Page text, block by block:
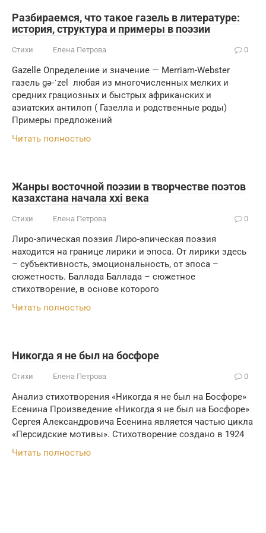
Разбираемся, что такое газель в литературе:
история, структура и примеры в поэзии
Стихи Елена Петрова 0
Gazelle Определение и значение — Merriam-Webster
газель gə-ˈzel любая из многочисленных мелких и
средних грациозных и быстрых африканских и
азиатских антилоп ( Газелла и родственные роды)
Примеры предложений
Читать полностью
Жанры восточной поэзии в творчестве поэтов
казахстана начала ххi века
Стихи Елена Петрова 0
Лиро-эпическая поэзия Лиро-эпическая поэзия
находится на границе лирики и эпоса. От лирики здесь
– субъективность, эмоциональность, от эпоса –
сюжетность. Баллада Баллада – сюжетное
стихотворение, в основе которого
Читать полностью
Никогда я не был на босфоре
Стихи Елена Петрова 0
Анализ стихотворения «Никогда я не был на Босфоре»
Есенина Произведение «Никогда я не был на Босфоре»
Сергея Александровича Есенина является частью цикла
«Персидские мотивы». Стихотворение создано в 1924
Читать полностью